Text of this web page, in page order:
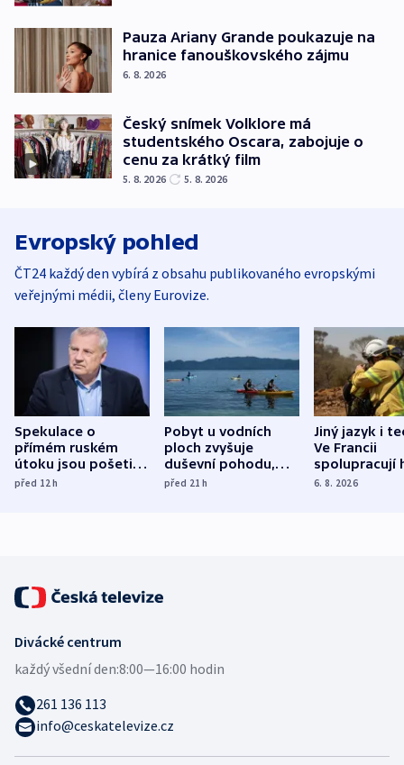
Pauza Ariany Grande poukazuje na
hranice fanouškovského zájmu
6. 8. 2026
Český snímek Volklore má
studentského Oscara, zabojuje o
cenu za krátký film
5. 8. 2026 5. 8. 2026
Evropský pohled
ČT24 každý den vybírá z obsahu publikovaného evropskými
veřejnými médii, členy Eurovize.
Spekulace o
přímém ruském
útoku jsou pošetilé,
míní estonský
před 12h
Pobyt u vodních
ploch zvyšuje
duševní pohodu,
ukázala
před 21h
Jiný jazyk i
Ve Francii
spolupracují
různých zemí
6. 8. 2026
Divácké centrum
každý všední den:8:00—16:00 hodin
261 136 113
info@ceskatelevize.cz